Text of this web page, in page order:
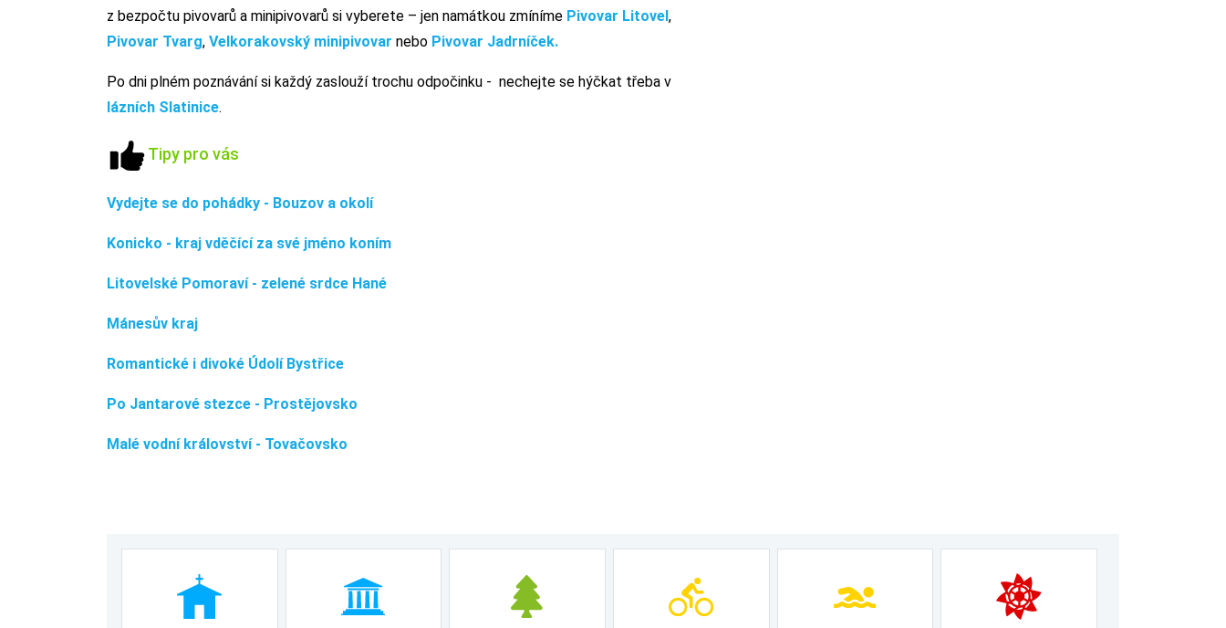
z bezpočtu pivovarů a minipivovarů si vyberete – jen namátkou zmíníme Pivovar Litovel,
Pivovar Tvarg, Velkorakovský minipivovar nebo Pivovar Jadrníček.
Po dni plném poznávání si každý zaslouží trochu odpočinku - nechejte se hýčkat třeba v
lázních Slatinice.
Tipy pro vás
Vydejte se do pohádky - Bouzov a okolí
Konicko - kraj vděčící za své jméno koním
Litovelské Pomoraví - zelené srdce Hané
Mánesův kraj
Romantické i divoké Údolí Bystřice
Po Jantarové stezce - Prostějovsko
Malé vodní království - Tovačovsko